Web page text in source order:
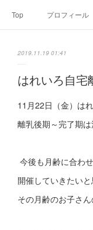
Top プロフィール
SNS
2019.11.19 01:41
はれいろ自宅
11月22日（金）は
離乳後期～完了期は
今後も月齢に合わ
開催していきたいと
その月齢のお子さ